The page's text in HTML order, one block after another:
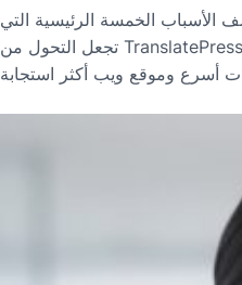
الأسباب الخمسة الرئيسية التي
تجعل التحول من TranslatePress إلى FluentC مفيدًا لك